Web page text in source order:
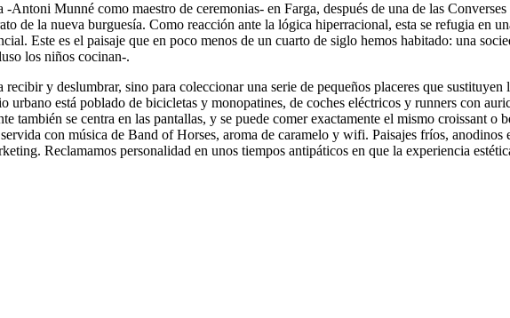
Munné como maestro de ceremonias- en Farga, después de una de las
de la nueva burguesía. Como reacción ante la lógica hiperracional, esta se refugia en
Este es el paisaje que en poco menos de un cuarto de siglo hemos habitado: una
los niños cocinan-.
y deslumbrar, sino para coleccionar una serie de pequeños placeres que
urbano está poblado de bicicletas y monopatines, de coches eléctricos y runners con
también se centra en las pantallas, y se puede comer exactamente el mismo croissant
con música de Band of Horses, aroma de caramelo y wifi. Paisajes fríos,
Reclamamos personalidad en unos tiempos antipáticos en que la experiencia